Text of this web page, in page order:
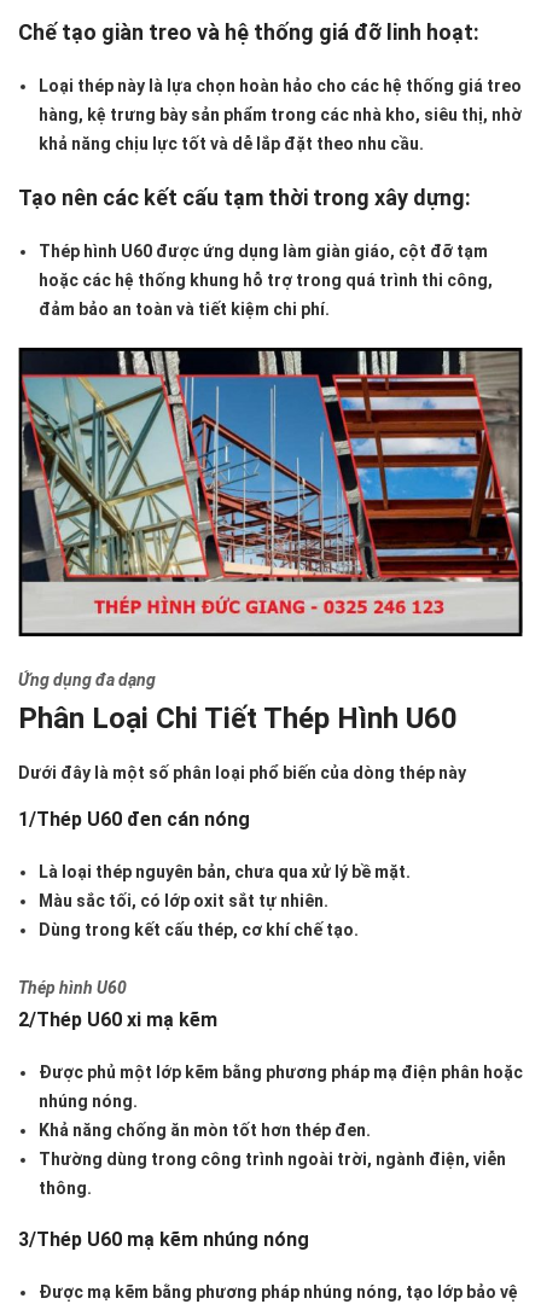
Chế tạo giàn treo và hệ thống giá đỡ linh hoạt:
Loại thép này là lựa chọn hoàn hảo cho các hệ thống giá treo
hàng, kệ trưng bày sản phẩm trong các nhà kho, siêu thị, nhờ
khả năng chịu lực tốt và dễ lắp đặt theo nhu cầu.
Tạo nên các kết cấu tạm thời trong xây dựng:
Thép hình U60 được ứng dụng làm giàn giáo, cột đỡ tạm
hoặc các hệ thống khung hỗ trợ trong quá trình thi công,
đảm bảo an toàn và tiết kiệm chi phí.
Ứng dụng đa dạng
Phân Loại Chi Tiết Thép Hình U60
Dưới đây là một số phân loại phổ biến của dòng thép này
1/Thép U60 đen cán nóng
Là loại thép nguyên bản, chưa qua xử lý bề mặt.
Màu sắc tối, có lớp oxit sắt tự nhiên.
Dùng trong kết cấu thép, cơ khí chế tạo.
Thép hình U60
2/Thép U60 xi mạ kẽm
Được phủ một lớp kẽm bằng phương pháp mạ điện phân hoặc
nhúng nóng.
Khả năng chống ăn mòn tốt hơn thép đen.
Thường dùng trong công trình ngoài trời, ngành điện, viễn
thông.
3/Thép U60 mạ kẽm nhúng nóng
Được mạ kẽm bằng phương pháp nhúng nóng, tạo lớp bảo vệ